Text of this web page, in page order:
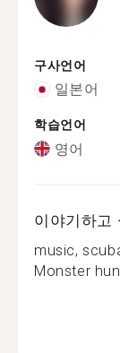
구사언어
일본어
학습언어
영어
이야기하고
music,
Monster